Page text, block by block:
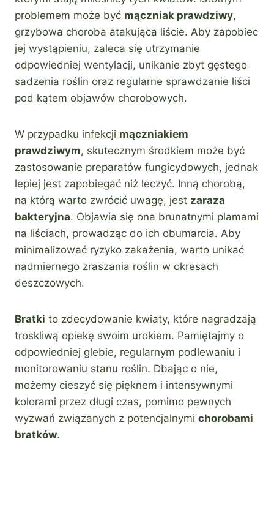
problemem może być mączniak prawdziwy,
grzybowa choroba atakująca liście. Aby zapobiec
jej wystąpieniu, zaleca się utrzymanie
odpowiedniej wentylacji, unikanie zbyt gęstego
sadzenia roślin oraz regularne sprawdzanie liści
pod kątem objawów chorobowych.
W przypadku infekcji mączniakiem
prawdziwym, skutecznym środkiem może być
zastosowanie preparatów fungicydowych, jednak
lepiej jest zapobiegać niż leczyć. Inną chorobą,
na którą warto zwrócić uwagę, jest zaraza
bakteryjna. Objawia się ona brunatnymi plamami
na liściach, prowadząc do ich obumarcia. Aby
minimalizować ryzyko zakażenia, warto unikać
nadmiernego zraszania roślin w okresach
deszczowych.
Bratki to zdecydowanie kwiaty, które nagradzają
troskliwą opiekę swoim urokiem. Pamiętajmy o
odpowiedniej glebie, regularnym podlewaniu i
monitorowaniu stanu roślin. Dbając o nie,
możemy cieszyć się pięknem i intensywnymi
kolorami przez długi czas, pomimo pewnych
wyzwań związanych z potencjalnymi chorobami
bratków.